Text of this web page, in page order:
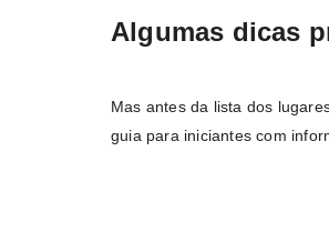
Algumas dicas
Mas antes da lista dos
guia para iniciantes com